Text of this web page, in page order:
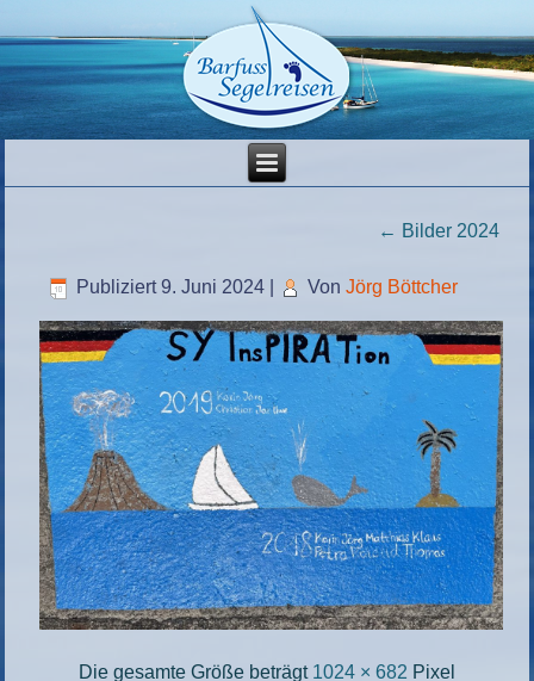
← Bilder 2024
Publiziert 9. Juni 2024 Von Jörg Böttcher
Die gesamte Größe beträgt 1024 × 682 Pixel